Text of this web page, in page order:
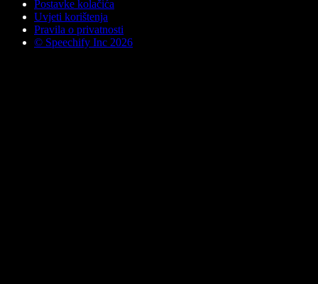
Postavke kolačića
Uvjeti korištenja
Pravila o privatnosti
© Speechify Inc 2026